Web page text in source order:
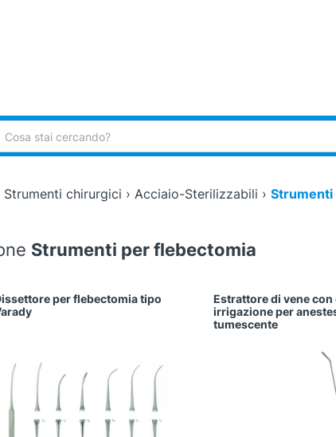
Strumenti chirurgici ›Acciaio-Sterilizzabili ›
Strumenti per flebectomia
per flebectomia tipo
Estrattore di vene con
irrigazione per
tumescente